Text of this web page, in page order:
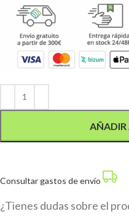
AÑADIR
Consultar gastos de envío
¿Tienes dudas sobre el